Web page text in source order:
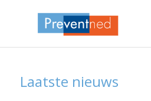
Laatste nieuws